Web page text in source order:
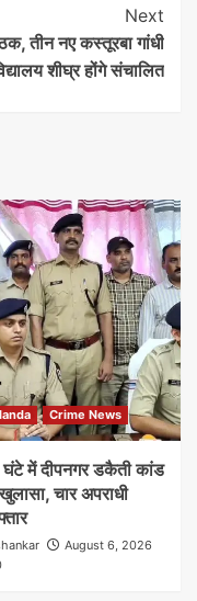
Next
तीन नए कस्तूरबा गांधी
शीघ्र होंगे संचालित
Crime News
में दीपनगर डकैती कांड
चार अपराधी
August 6, 2026